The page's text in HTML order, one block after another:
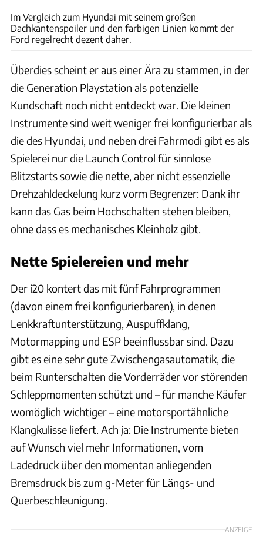
Im Vergleich zum Hyundai mit seinem großen
Dachkantenspoiler und den farbigen Linien kommt der
Ford regelrecht dezent daher.
Überdies scheint er aus einer Ära zu stammen, in der
die Generation Playstation als potenzielle
Kundschaft noch nicht entdeckt war. Die kleinen
Instrumente sind weit weniger frei konfigurierbar als
die des Hyundai, und neben drei Fahrmodi gibt es als
Spielerei nur die Launch Control für sinnlose
Blitzstarts sowie die nette, aber nicht essenzielle
Drehzahldeckelung kurz vorm Begrenzer: Dank ihr
kann das Gas beim Hochschalten stehen bleiben,
ohne dass es mechanisches Kleinholz gibt.
Nette Spielereien und mehr
Der i20 kontert das mit fünf Fahrprogrammen
(davon einem frei konfigurierbaren), in denen
Lenkkraftunterstützung, Auspuffklang,
Motormapping und ESP beeinflussbar sind. Dazu
gibt es eine sehr gute Zwischengasautomatik, die
beim Runterschalten die Vorderräder vor störenden
Schleppmomenten schützt und – für manche Käufer
womöglich wichtiger – eine motorsportähnliche
Klangkulisse liefert. Ach ja: Die Instrumente bieten
auf Wunsch viel mehr Informationen, vom
Ladedruck über den momentan anliegenden
Bremsdruck bis zum g-Meter für Längs- und
Querbeschleunigung.
ANZEIGE